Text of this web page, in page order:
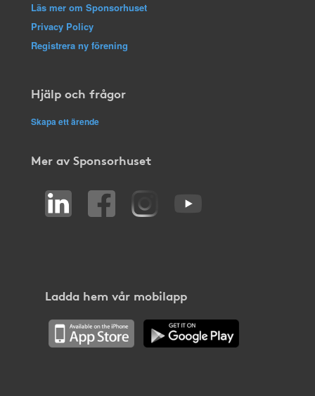
Läs mer om Sponsorhuset
Privacy Policy
Registrera ny förening
Hjälp och frågor
Skapa ett ärende
Mer av Sponsorhuset
Ladda hem vår mobilapp